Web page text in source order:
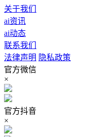
关于我们
ai资讯
ai动态
联系我们
法律声明 隐私政策
官方微信
×
官方抖音
×